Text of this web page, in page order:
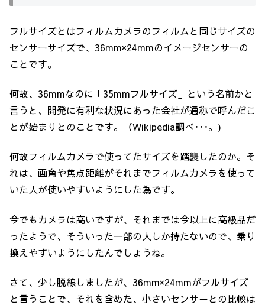
フルサイズとはフィルムカメラのフィルムと同じサイズの
センサーサイズで、36mm×24mmのイメージセンサーの
ことです。
何故、36mmなのに「35mmフルサイズ」という名前かと
言うと、開発に有利な状況にあった会社が通称で呼んだこ
とが始まりとのことです。（Wikipedia調べ･･･。)
何故フィルムカメラで使ってたサイズを踏襲したのか。そ
れは、画角や焦点距離がそれまでフィルムカメラを使って
いた人が使いやすいようにした為です。
今でもカメラは高いですが、それまでは今以上に高級品だ
ったようで、そういった一部の人しか持たないので、乗り
換えやすいようにしたんでしょうね。
さて、少し脱線しましたが、36mm×24mmがフルサイズ
と言うことで、それを含めた、小さいセンサーとの比較は